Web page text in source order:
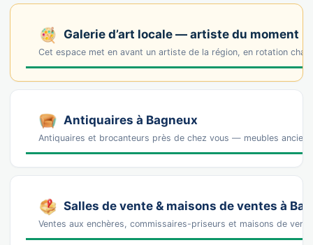
Galerie d’art locale — artiste du moment
Cet espace met en avant un artiste de la région, en rotation
Antiquaires à Bagneux
Antiquaires et brocanteurs près de chez vous — meubles
Salles de vente & maisons de ventes à
Ventes aux enchères, commissaires-priseurs et maisons de